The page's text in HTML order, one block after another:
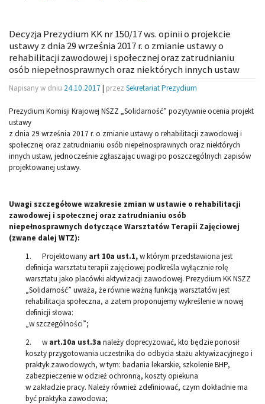
Decyzja Prezydium KK nr 150/17 ws. opinii o projekcie
ustawy z dnia 29 września 2017 r. o zmianie ustawy o
rehabilitacji zawodowej i społecznej oraz zatrudnianiu
osób niepełnosprawnych oraz niektórych innych ustaw
Napisany w dniu 24.10.2017 | przez Sekretariat Prezydium
Prezydium Komisji Krajowej NSZZ „Solidarność” pozytywnie ocenia projekt
ustawy
z dnia 29 września 2017 r. o zmianie ustawy o rehabilitacji zawodowej i
społecznej oraz zatrudnianiu osób niepełnosprawnych oraz niektórych
innych ustaw, jednocześnie zgłaszając uwagi po poszczególnych zapisów
projektowanej ustawy.
Uwagi szczegółowe wzakresie zmian w ustawie o rehabilitacji
zawodowej i społecznej oraz zatrudnianiu osób
niepełnosprawnych dotyczące Warsztatów Terapii Zajęciowej
(zwane dalej WTZ):
1. Projektowany art 10a ust.1,w którym przedstawiona jest
definicja warsztatu terapii zajęciowej podkreśla wyłącznie rolę
warsztatu jako placówki aktywizacji zawodowej. Prezydium KK NSZZ
„Solidarność” uważa, że równie ważną funkcją warsztatów jest
rehabilitacja społeczna, a zatem proponujemy wykreślenie w nowej
definicji słowa:
„w szczególności”;
2. w art.10a ust.3a należy doprecyzować, kto będzie ponosił
koszty przygotowania uczestnika do odbycia stażu aktywizacyjnego i
praktyk zawodowych, w tym: badania lekarskie, szkolenie BHP,
zabezpieczenie w odzież ochronną, koszty opiekuna
w zakładzie pracy. Należy również zdefiniować, czym dokładnie ma
być praktyka zawodowa;